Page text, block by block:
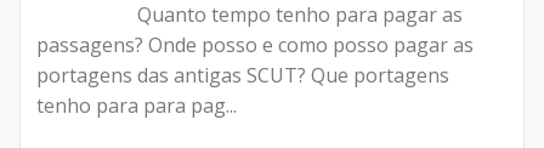
Quanto tempo tenho para pagar as
passagens? Onde posso e como posso pagar as
portagens das antigas SCUT? Que portagens
tenho para para pag...